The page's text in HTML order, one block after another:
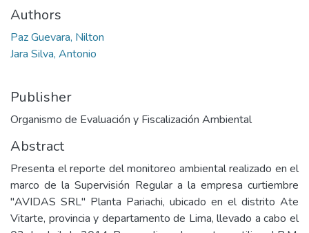
Authors
Paz Guevara, Nilton
Jara Silva, Antonio
Publisher
Organismo de Evaluación y Fiscalización Ambiental
Abstract
Presenta el reporte del monitoreo ambiental realizado en el
marco de la Supervisión Regular a la empresa curtiembre
"AVIDAS SRL"­ Planta Pariachi, ubicado en el distrito Ate
Vitarte, provincia y departamento de Lima, llevado a cabo el